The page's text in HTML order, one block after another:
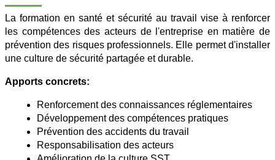
La formation en santé et sécurité au travail vise à renforcer
les compétences des acteurs de l'entreprise en matière de
prévention des risques professionnels. Elle permet d'installer
une culture de sécurité partagée et durable.
Apports concrets:
Renforcement des connaissances réglementaires
Développement des compétences pratiques
Prévention des accidents du travail
Responsabilisation des acteurs